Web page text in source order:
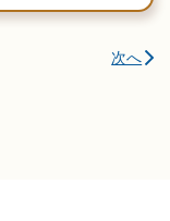
次へ